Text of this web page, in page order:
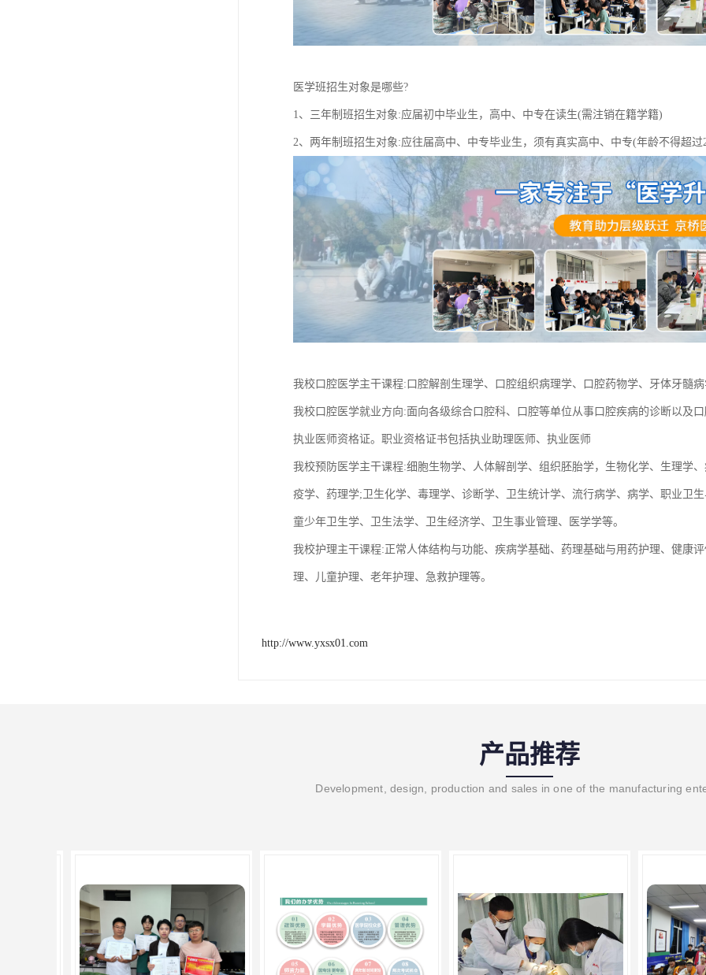
医学班招生对象是哪些?
1、三年制班招生对象:应届初中毕业生，高中、中专在读生(需注销在籍学籍)
2、两年制班招生对象:应往届高中、中专毕业生，须有真实高中、中专(年龄不得超过
我校口腔医学主干课程:口腔解剖生理学、口腔组织病理学、口腔药物学、牙体牙髓
我校口腔医学就业方向:面向各级综合口腔科、口腔等单位从事口腔疾病的诊断以及
执业医师资格证。职业资格证书包括执业助理医师、执业医师
我校预防医学主干课程:细胞生物学、人体解剖学、组织胚胎学，生物化学、生理学
疫学、药理学;卫生化学、毒理学、诊断学、卫生统计学、流行病学、病学、职业卫
童少年卫生学、卫生法学、卫生经济学、卫生事业管理、医学学等。
我校护理主干课程:正常人体结构与功能、疾病学基础、药理基础与用药护理、健康
理、儿童护理、老年护理、急救护理等。
http://www.yxsx01.com
产品推荐
Development, design, production and sales in one of the manufacturing